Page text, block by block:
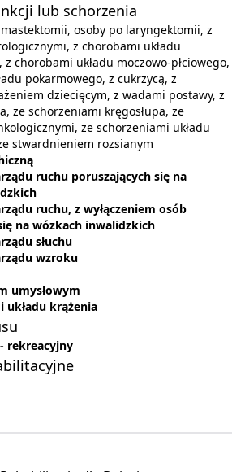
lub schorzenia
osoby po laryngektomii, z
z chorobami układu
chorobami układu moczowo-płciowego,
pokarmowego, z cukrzycą, z
dziecięcym, z wadami postawy, z
ze schorzeniami kręgosłupa, ze
ze schorzeniami układu
stwardnieniem rozsianym
ruchu poruszających się na
ruchu, z wyłączeniem osób
na wózkach inwalidzkich
słuchu
wzroku
umysłowym
układu krążenia
rekreacyjny